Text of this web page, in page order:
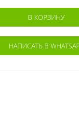
В КОРЗИНУ
НАПИСАТЬ В